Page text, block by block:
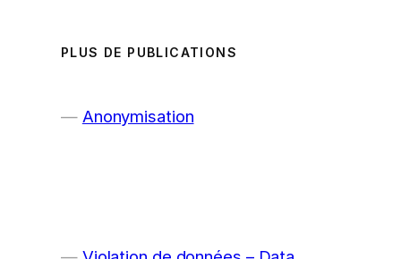
PLUS DE PUBLICATIONS
Anonymisation